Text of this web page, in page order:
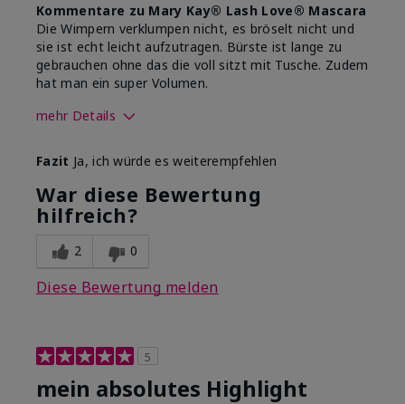
Kommentare zu Mary Kay® Lash Love® Mascara
Die Wimpern verklumpen nicht, es bröselt nicht und
sie ist echt leicht aufzutragen. Bürste ist lange zu
gebrauchen ohne das die voll sitzt mit Tusche. Zudem
hat man ein super Volumen.
mehr Details
dieses Produkts?
5
Wie gefällt dir das Produkt im
Vergleich zu anderen von dir
Dekorativkosmetikmarken?
Fazit Ja, ich würde es weiterempfehlen
War diese Bewertung
hilfreich?
2 0
Diese Bewertung melden
5
mein absolutes Highlight